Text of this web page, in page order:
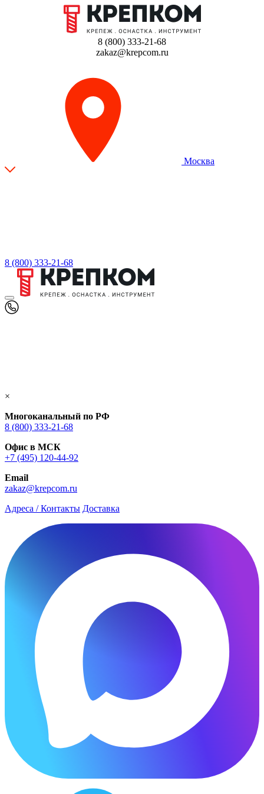
8 (800) 333-21-68
zakaz@krepcom.ru
Москва
8 (800) 333-21-68
×
Многоканальный по РФ
8 (800) 333‑21-68
Офис в МСК
+7 (495) 120-44-92
Email
zakaz@krepcom.ru
Адреса / Контакты Доставка